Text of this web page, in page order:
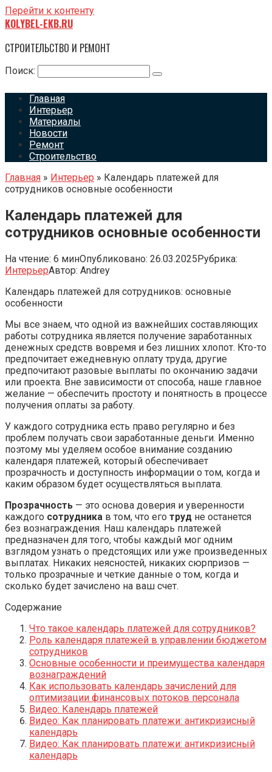
Перейти к контенту
KOLYBEL-EKB.RU
СТРОИТЕЛЬСТВО И РЕМОНТ
Поиск:
Главная
Интерьер
Материалы
Новости
Ремонт
Строительство
Главная » Интерьер » Календарь платежей для
сотрудников основные особенности
Календарь платежей для
сотрудников основные особенности
На чтение: 6 минОпубликовано: 26.03.2025Рубрика:
ИнтерьерАвтор: Andrey
Календарь платежей для сотрудников: основные
особенности
Мы все знаем, что одной из важнейших составляющих
работы сотрудника является получение заработанных
денежных средств вовремя и без лишних хлопот. Кто-то
предпочитает ежедневную оплату труда, другие
предпочитают разовые выплаты по окончанию задачи
или проекта. Вне зависимости от способа, наше главное
желание — обеспечить простоту и понятность в процессе
получения оплаты за работу.
У каждого сотрудника есть право регулярно и без
проблем получать свои заработанные деньги. Именно
поэтому мы уделяем особое внимание созданию
календаря платежей, который обеспечивает
прозрачность и доступность информации о том, когда и
каким образом будет осуществляться выплата.
Прозрачность — это основа доверия и уверенности
каждого сотрудника в том, что его труд не останется
без вознаграждения. Наш календарь платежей
предназначен для того, чтобы каждый мог одним
взглядом узнать о предстоящих или уже произведенных
выплатах. Никаких неясностей, никаких сюрпризов —
только прозрачные и четкие данные о том, когда и
сколько будет зачислено на ваш счет.
Содержание
Что такое календарь платежей для сотрудников?
Роль календаря платежей в управлении бюджетом
сотрудников
Основные особенности и преимущества календаря
вознаграждений
Как использовать календарь зачислений для
оптимизации финансовых потоков персонала
Видео: Календарь платежей
Видео: Как планировать платежи: антикризисный
календарь
Видео: Как планировать платежи: антикризисный
календарь